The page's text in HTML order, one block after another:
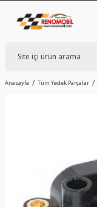
Anasayfa Tüm Yedek Parçalar